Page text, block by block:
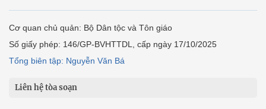
Cơ quan chủ quản: Bộ Dân tộc và Tôn giáo
Số giấy phép: 146/GP-BVHTTDL, cấp ngày 17/10/2025
Tổng biên tập: Nguyễn Văn Bá
Liên hệ tòa soạn